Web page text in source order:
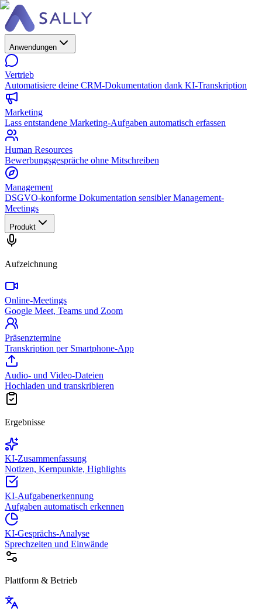
Anwendungen
Vertrieb
Automatisiere deine CRM-Dokumentation dank KI-Transkription
Marketing
Lass entstandene Marketing-Aufgaben automatisch erfassen
Human Resources
Bewerbungsgespräche ohne Mitschreiben
Management
DSGVO-konforme Dokumentation sensibler Management-
Meetings
Produkt
Aufzeichnung
Online-Meetings
Google Meet, Teams und Zoom
Präsenztermine
Transkription per Smartphone-App
Audio- und Video-Dateien
Hochladen und transkribieren
Ergebnisse
KI-Zusammenfassung
Notizen, Kernpunkte, Highlights
KI-Aufgabenerkennung
Aufgaben automatisch erkennen
KI-Gesprächs-Analyse
Sprechzeiten und Einwände
Plattform & Betrieb